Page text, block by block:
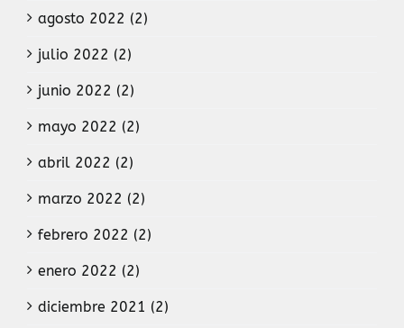
agosto 2022 (2)
julio 2022 (2)
junio 2022 (2)
mayo 2022 (2)
abril 2022 (2)
marzo 2022 (2)
febrero 2022 (2)
enero 2022 (2)
diciembre 2021 (2)